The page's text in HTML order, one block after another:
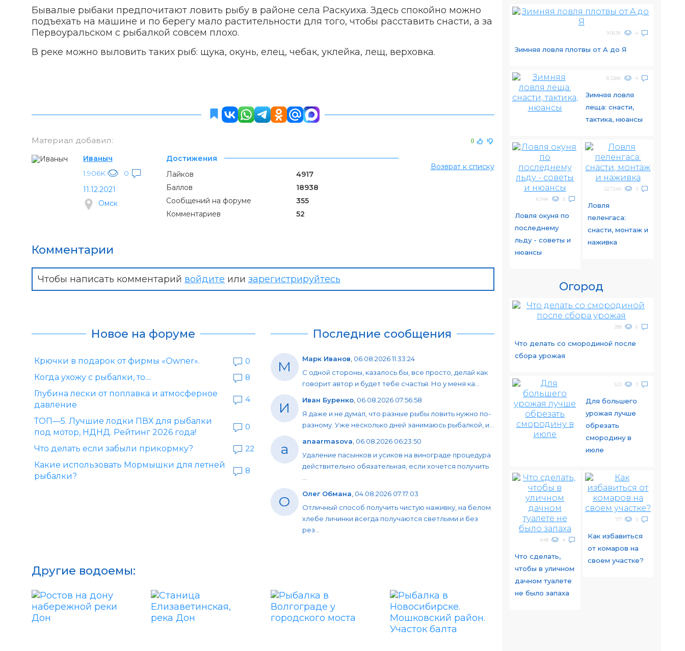
Бывалые рыбаки предпочитают ловить рыбу в районе села Раскуиха. Здесь спокойно можно
подъехать на машине и по берегу мало растительности для того, чтобы расставить снасти, а за
Первоуральском с рыбалкой совсем плохо.
В реке можно выловить таких рыб: щука, окунь, елец, чебак, уклейка, лещ, верховка.
Материал добавил: 0
Иваныч
1.906K
0
11.12.2021
Омск
Достижения
Лайков
4917
Баллов
18938
Сообщений на форуме
355
Комментариев
52
Возврат к списку
Комментарии
Чтобы написать комментарий войдите или зарегистрируйтесь
Новое на форуме
Крючки в подарок от фирмы «Owner».
0
Когда ухожу с рыбалки, то....
8
Глубина лески от поплавка и атмосферное
давление
4
ТОП—5. Лучшие лодки ПВХ для рыбалки
под мотор, НДНД. Рейтинг 2026 года!
0
Что делать если забыли прикормку?
22
Какие использовать Мормышки для летней
рыбалки?
8
Последние сообщения
М Марк Иванов 06.08.2026 11:33:24
С одной стороны, казалось бы, все просто, делай как
говорит автор и будет тебе счастья. Но у меня ка...
И Иван Буренко, 06.08.2026 07:56:58
Я даже и не думал, что разные рыбы ловить нужно по-
разному. Уже несколько дней занимаюсь рыбалкой, и...
a anaarmasova 06.08.2026 06:23:50
Удаление пасынков и усиков на винограде процедура
действительно обязательная, если хочется получить
О Олег Обмана 04.08.2026 07:17:03
Отличный способ получить чистую наживку, на белом
хлебе личинки всегда получаются светлыми и без
рез...
Другие водоемы:
9.063K 4
Зимняя ловля плотвы от A до Я
8.328K 4
Зимняя ловля
леща: снасти,
тактика, нюансы
6.54K 5
Ловля окуня по
последнему
льду - советы и
нюансы
22.724K 3
Ловля
пеленгаса:
снасти, монтаж и
наживка
Огород
288 6
Что делать со смородиной после
сбора урожая
522 3
Для большего
урожая лучше
обрезать
смородину в
июле
648 4
Что сделать,
чтобы в уличном
дачном туалете
не было запаха
717 5
Как избавиться
от комаров на
своем участке?